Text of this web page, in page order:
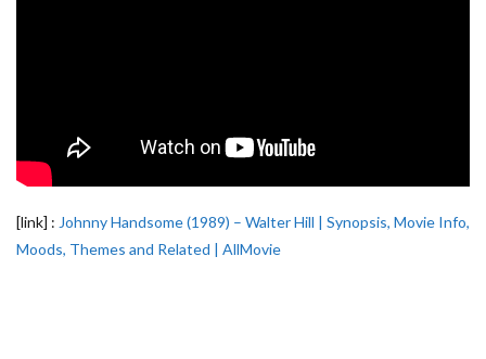
[link] : Johnny Handsome (1989) – Walter Hill | Synopsis, Movie Info,
Moods, Themes and Related | AllMovie